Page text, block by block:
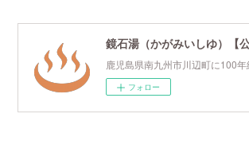
鹿児島県南九州市川辺町に100
フォロー